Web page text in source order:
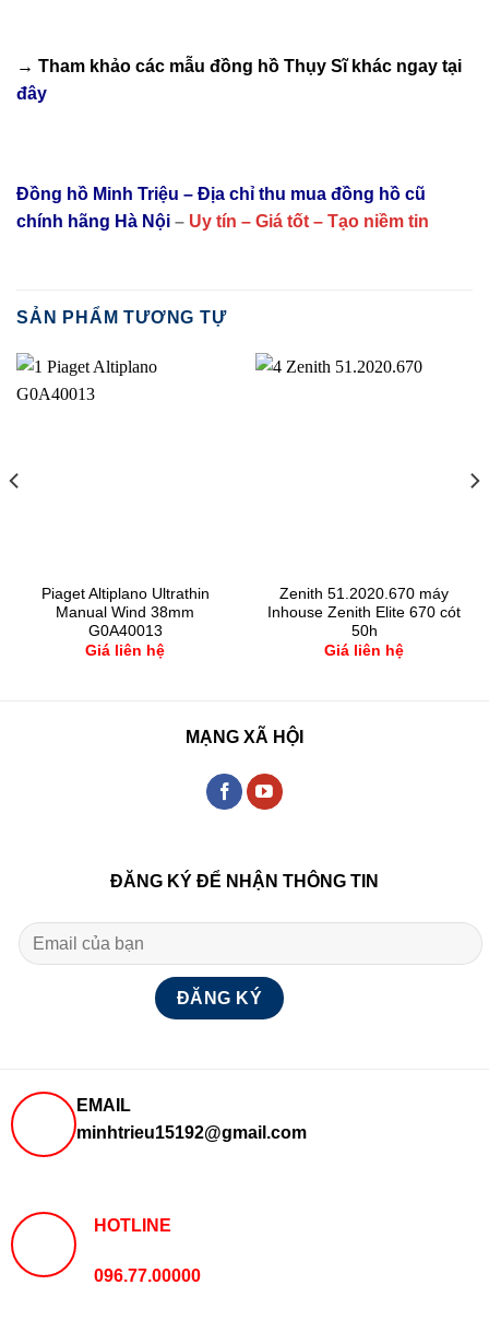
→ Tham khảo các mẫu đồng hồ Thụy Sĩkhác ngay tại
đây
Đồng hồ Minh Triệu – Địa chỉ thu mua đồng hồ cũ
chính hãng Hà Nội – Uy tín – Giá tốt – Tạo niềm tin
SẢN PHẨM TƯƠNG TỰ
Piaget Altiplano Ultrathin
Manual Wind 38mm
G0A40013
Giá liên hệ
Zenith 51.2020.670 máy
Inhouse Zenith Elite 670 cót
50h
Giá liên hệ
MẠNG XÃ HỘI
ĐĂNG KÝ ĐỂ NHẬN THÔNG TIN
EMAIL
minhtrieu15192@gmail.com
HOTLINE
096.77.00000